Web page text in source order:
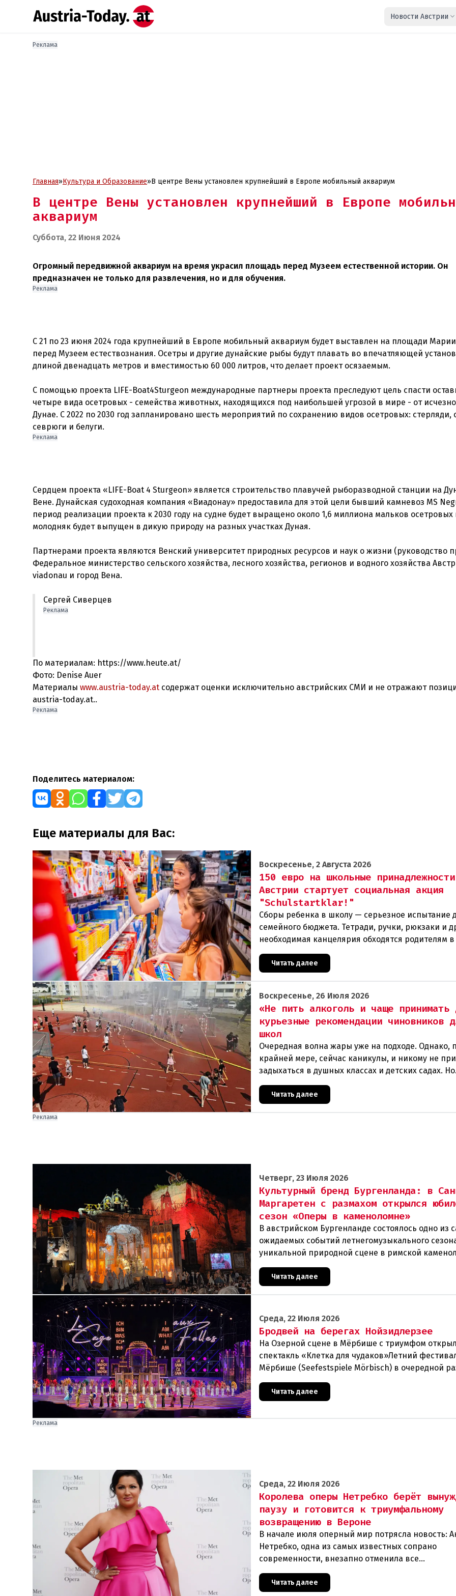
Новости Австрии
Реклама
Главная»Культура и Образование»В центре Вены установлен крупнейший в Европе мобильный аквариум
В центре Вены установлен крупнейший в Европе
аквариум
Суббота, 22 Июня 2024
Огромный передвижной аквариум на время украсил площадь перед Музеем естественной истории. Он
предназначен не только для развлечения, но и для обучения.
Реклама
С 21 по 23 июня 2024 года крупнейший в Европе мобильный аквариум будет выставлен на площади
перед Музеем естествознания. Осетры и другие дунайские рыбы будут плавать во впечатляющей
длиной двенадцать метров и вместимостью 60 000 литров, что делает проект осязаемым.
С помощью проекта LIFE-Boat4Sturgeon международные партнеры проекта преследуют цель спасти
четыре вида осетровых - семейства животных, находящихся под наибольшей угрозой в мире - от
Дунае. С 2022 по 2030 год запланировано шесть мероприятий по сохранению видов осетровых: стерляди,
Реклама
Сердцем проекта «LIFE-Boat 4 Sturgeon» является строительство плавучей рыборазводной станции на
Вене. Дунайская судоходная компания «Виадонау» предоставила для этой цели бывший камневоз MS
период реализации проекта к 2030 году на судне будет выращено около 1,6 миллиона мальков осетровых
молодняк будет выпущен в дикую природу на разных участках Дуная.
Партнерами проекта являются Венский университет природных ресурсов и наук о жизни (руководство
Федеральное министерство сельского хозяйства, лесного хозяйства, регионов и водного хозяйства
Сергей Сиверцев
Реклама
По материалам: https://www.heute.at/
Фото: Denise Auer
Материалы www.austria-today.at содержат оценки исключительно австрийских СМИ и не отражают
austria-today.at..
Реклама
Поделитесь материалом:
Еще материалы для Вас:
Воскресенье, 2 Августа 2026
150 евро на школьные
Австрии стартует социальная акция
"Schulstartklar!"
Сборы ребенка в школу — серьезное испытание
семейного бюджета. Тетради, ручки, рюкзаки и
необходимая канцелярия обходятся родителям в
сумму. Чтобы поддержать семьи с низкими
Читать далее
Воскресенье, 26 Июля 2026
«Не пить алкоголь и чаще принимать
курьезные рекомендации чиновников
школ
Очередная волна жары уже на подходе. Однако,
крайней мере, сейчас каникулы, и никому не
задыхаться в душных классах и детских садах. Но
ситуация, подобная той, что была в конце июня,
Читать далее
Реклама
Четверг, 23 Июля 2026
Культурный бренд Бургенланда: в
Маргаретен с размахом открылся
сезон «Оперы в каменоломне»
В австрийском Бургенланде состоялось одно из
ожидаемых событий летнегомузыкального
уникальной природной сцене в римской
Санкт-Маргаретен (St. Margarethen) прошла
Читать далее
Среда, 22 Июля 2026
Бродвей на берегах Нойзидлерзее
На Озерной сцене в Мёрбише с триумфом
спектакль «Клетка для чудаков»Летний
Мёрбише (Seefestspiele Mörbisch) в очередной
прогрессивной
Читать далее
Реклама
Среда, 22 Июля 2026
Королева оперы Нетребко берёт
паузу и готовится к триумфальному
возвращению в Вероне
В начале июля оперный мир потрясла новость:
Нетребко, одна из самых известных сопрано
современности, внезапно отменила все
запланированные выступления. Причиной стала
физическая и вокальная истощ
Читать далее